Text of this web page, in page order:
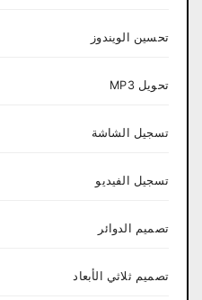
تحسين الويندوز
تحويل MP3
تسجيل الشاشة
تسجيل الفيديو
تصميم الدوائر
تصميم ثلاثي الأبعاد